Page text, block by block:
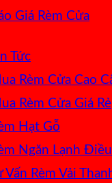
Giá Rèm Cửa
Tức
Rèm Cửa Cao
Rèm Cửa Giá Rẻ
Hạt Gỗ
Ngăn Lạnh
Vấn Rèm Vải